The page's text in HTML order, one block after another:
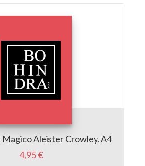
Magico Aleister Crowley. A4
4,95 €